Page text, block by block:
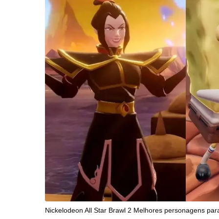
Nickelodeon All Star Brawl 2 Melhores personagens